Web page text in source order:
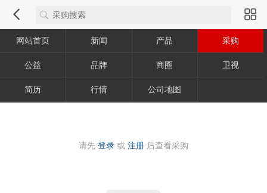
网站首页 新闻 产品 采购
公益 品牌 商圈 卫视
简历 行情 公司地图
请先 登录 或 注册 后查看采购